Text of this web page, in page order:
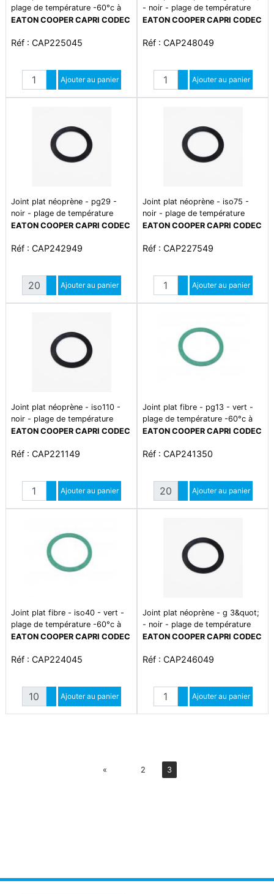
plage de température -60°c à
+140°c
EATON COOPER CAPRI CODEC
Réf : CAP225045
Quantité
Augmenter quantité
Diminuer quantité
Ajouter au panier
- noir - plage de température
-35°c à +120°c
EATON COOPER CAPRI CODEC
Réf : CAP248049
Quantité
Augmenter quantité
Diminuer quantité
Ajouter au panier
Joint plat néoprène - pg29 -
noir - plage de température
-35°c à +120°c
EATON COOPER CAPRI CODEC
Réf : CAP242949
Quantité
Augmenter quantité
Diminuer quantité
Ajouter au panier
Joint plat néoprène - iso75 -
noir - plage de température
-35°c à +120°c
EATON COOPER CAPRI CODEC
Réf : CAP227549
Quantité
Augmenter quantité
Diminuer quantité
Ajouter au panier
Joint plat néoprène - iso110 -
noir - plage de température
-35°c à +120°c
EATON COOPER CAPRI CODEC
Réf : CAP221149
Quantité
Augmenter quantité
Diminuer quantité
Ajouter au panier
Joint plat fibre - pg13 - vert -
plage de température -60°c à
+140°c
EATON COOPER CAPRI CODEC
Réf : CAP241350
Quantité
Augmenter quantité
Diminuer quantité
Ajouter au panier
Joint plat fibre - iso40 - vert -
plage de température -60°c à
+140°c0
EATON COOPER CAPRI CODEC
Réf : CAP224045
Quantité
Augmenter quantité
Diminuer quantité
Ajouter au panier
Joint plat néoprène - g 3&quot;
- noir - plage de température
-35°c à +120°c
EATON COOPER CAPRI CODEC
Réf : CAP246049
Quantité
Augmenter quantité
Diminuer quantité
Ajouter au panier
«Préc 2 3